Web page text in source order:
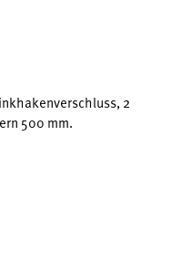
2
500 mm.